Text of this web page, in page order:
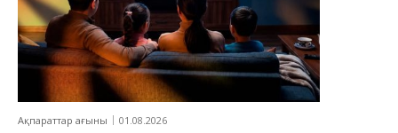
Ақпараттар ағыны 01.08.2026